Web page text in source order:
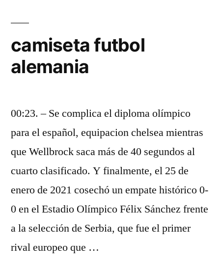
camiseta futbol
alemania
00:23. – Se complica el diploma olímpico
para el español, equipacion chelsea mientras
que Wellbrock saca más de 40 segundos al
cuarto clasificado. Y finalmente, el 25 de
enero de 2021 cosechó un empate histórico 0-
0 en el Estadio Olímpico Félix Sánchez frente
a la selección de Serbia, que fue el primer
rival europeo que …